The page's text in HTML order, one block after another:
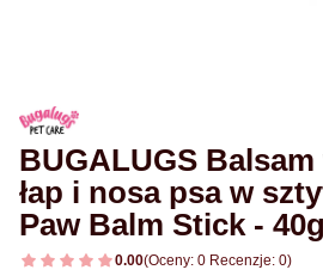
BUGALUGS
łap i nosa psa w
Paw Balm Stick - 40g
0.00(Oceny: 0 Recenzje: 0)